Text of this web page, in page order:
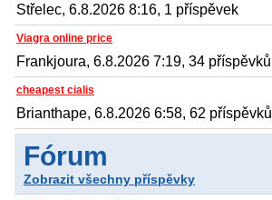
Střelec, 6.8.2026 8:16, 1 příspěvek
Viagra online price
Frankjoura, 6.8.2026 7:19, 34 příspěvků
cheapest cialis
Brianthape, 6.8.2026 6:58, 62 příspěvků
Fórum
Zobrazit všechny příspěvky